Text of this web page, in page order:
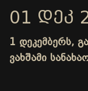
01 ᲓᲔᲙ
1 დეკემბერს,
ვახშამი